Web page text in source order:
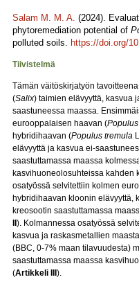
Salam M. M. A. (2024).
phytoremediation potential of
polluted soils. https://doi.org/
Tiivistelmä
Tämän väitöskirjatyön
(Salix) taimien elävyyttä, kasvua
saastuneessa maassa.
eurooppalaisen haavan (
hybridihaavan (Populus tremula
elävyyttä ja kasvua ei-
saastuttamassa maassa
kasvihuoneolosuhteissa kahden
osatyössä selvitettiin kolmen
hybridihaavan kloonin elävyyttä,
kreosootin saastuttamassa
). Kolmannessa osatyössä
kasvua ja raskasmetallien
(BBC, 0-7% maan tilavuudesta)
saastuttamassa maassa
(Artikkeli III ).